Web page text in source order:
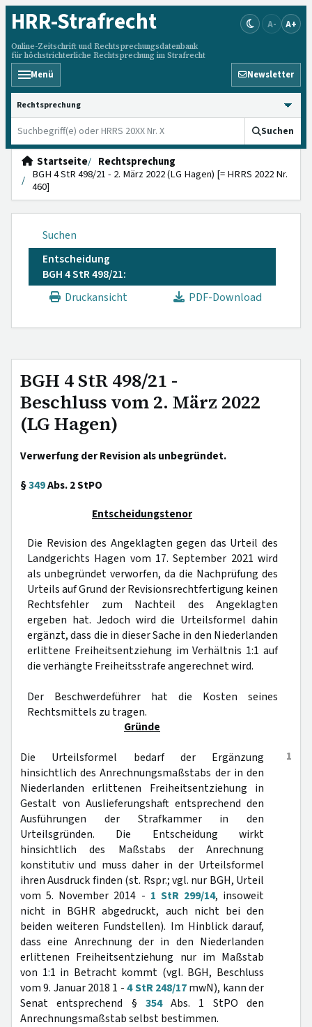
HRR-Strafrecht
Online-Zeitschrift und Rechtsprechungsdatenbank
für höchstrichterliche Rechtsprechung im Strafrecht
A- A+
Menü Newsletter
HRRS durchsuchen
Suchen
Startseite
Rechtsprechung
BGH 4 StR 498/21 - 2. März 2022 (LG Hagen) [= HRRS 2022 Nr.
460]
Suchen
Entscheidung
BGH 4 StR 498/21:
Druckansicht
PDF-Download
BGH 4 StR 498/21 -
Beschluss vom 2. März 2022
(LG Hagen)
Verwerfung der Revision als unbegründet.
§349Abs. 2 StPO
Entscheidungstenor
Die Revision des Angeklagten gegen das Urteil des
Landgerichts Hagen vom 17. September 2021 wird
als unbegründet verworfen, da die Nachprüfung des
Urteils auf Grund der Revisionsrechtfertigung keinen
Rechtsfehler zum Nachteil des Angeklagten
ergeben hat. Jedoch wird die Urteilsformel dahin
ergänzt, dass die in dieser Sache in den Niederlanden
erlittene Freiheitsentziehung im Verhältnis 1:1 auf
die verhängte Freiheitsstrafe angerechnet wird.
Der Beschwerdeführer hat die Kosten seines
Rechtsmittels zu tragen.
Gründe
1
Die Urteilsformel bedarf der Ergänzung
hinsichtlich des Anrechnungsmaßstabs der in den
Niederlanden erlittenen Freiheitsentziehung in
Gestalt von Auslieferungshaft entsprechend den
Ausführungen der Strafkammer in den
Urteilsgründen. Die Entscheidung wirkt
hinsichtlich des Maßstabs der Anrechnung
konstitutiv und muss daher in der Urteilsformel
ihren Ausdruck finden (st. Rspr.; vgl. nur BGH, Urteil
vom 5. November 2014 - 1 StR 299/14, insoweit
nicht in BGHR abgedruckt, auch nicht bei den
beiden weiteren Fundstellen). Im Hinblick darauf,
dass eine Anrechnung der in den Niederlanden
erlittenen Freiheitsentziehung nur im Maßstab
von 1:1 in Betracht kommt (vgl. BGH, Beschluss
vom 9. Januar 2018 1 -4 StR 248/17mwN), kann der
Senat entsprechend § 354Abs. 1 StPO den
Anrechnungsmaßstab selbst bestimmen.